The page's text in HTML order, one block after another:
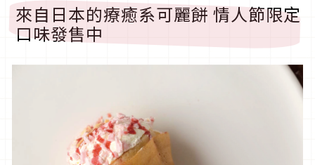
來自日本的療癒系可麗餅 情人節限定
口味發售中